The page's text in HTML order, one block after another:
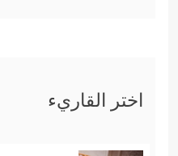
اختر القاريء